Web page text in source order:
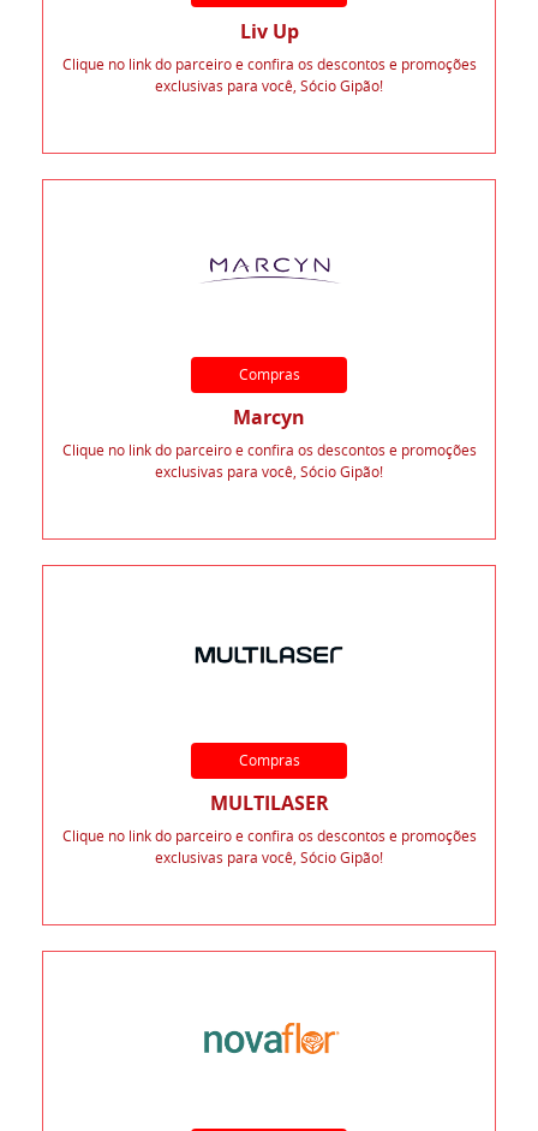
Liv Up
Clique no link do parceiro e confira os descontos e promoções
exclusivas para você, Sócio Gipão!
Compras
Marcyn
Clique no link do parceiro e confira os descontos e promoções
exclusivas para você, Sócio Gipão!
Compras
MULTILASER
Clique no link do parceiro e confira os descontos e promoções
exclusivas para você, Sócio Gipão!